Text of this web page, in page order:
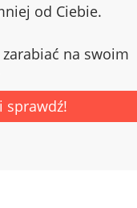
od Ciebie.
na swoim
sprawdź!